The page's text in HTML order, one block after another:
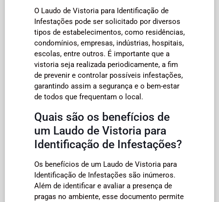
O Laudo de Vistoria para Identificação de
Infestações pode ser solicitado por diversos
tipos de estabelecimentos, como residências,
condomínios, empresas, indústrias, hospitais,
escolas, entre outros. É importante que a
vistoria seja realizada periodicamente, a fim
de prevenir e controlar possíveis infestações,
garantindo assim a segurança e o bem-estar
de todos que frequentam o local.
Quais são os benefícios de
um Laudo de Vistoria para
Identificação de Infestações?
Os benefícios de um Laudo de Vistoria para
Identificação de Infestações são inúmeros.
Além de identificar e avaliar a presença de
pragas no ambiente, esse documento permite